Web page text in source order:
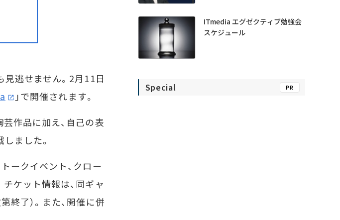
見逃せません。2月11日
」で開催されます。
作品に加え、自己の表
ました。
ークイベント、クロー
ケット情報は、同ギャ
終了）。また、開催に併
ITmedia エグゼクティブ勉強会
スケジュール
Special PR